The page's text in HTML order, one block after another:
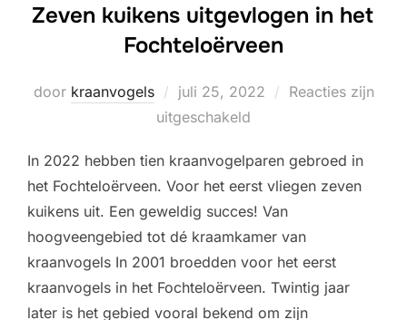
Zeven kuikens uitgevlogen in het
Fochteloërveen
door kraanvogels
Geplaatst
op
juli 25, 2022
Reacties zijn
uitgeschakeld
In 2022 hebben tien kraanvogelparen gebroed in
het Fochteloërveen. Voor het eerst vliegen zeven
kuikens uit. Een geweldig succes! Van
hoogveengebied tot dé kraamkamer van
kraanvogels In 2001 broedden voor het eerst
kraanvogels in het Fochteloërveen. Twintig jaar
later is het gebied vooral bekend om zijn